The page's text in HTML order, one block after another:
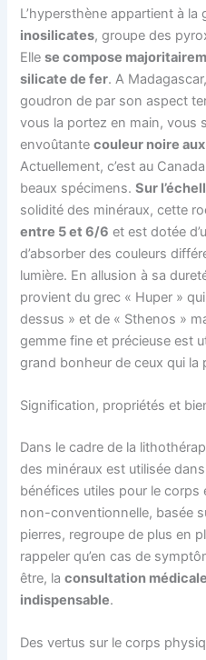
L’hypersthène appartient à
inosilicates, groupe des
Ellese compose
silicate de fer. A
goudron de par son aspect
vous la portez en main, vous
envoûtantecouleur noire
Actuellement, c’est au
beaux spécimens.Sur
solidité des minéraux, cette
entre 5 et 6/6 et est dotée
d’absorber des couleurs
lumière. En allusion à sa
provient du grec « Huper »
dessus » et de « Sthenos »
gemme fine et précieuse est
grand bonheur de ceux qui la
Signification, propriétés et
Dans le cadre de la
des minéraux est utilisée dans
bénéfices utiles pour le corps
non-conventionnelle, basée
pierres, regroupe de plus en
rappeler qu’en cas de
être, laconsultation
indispensable.
Des vertus sur le corps